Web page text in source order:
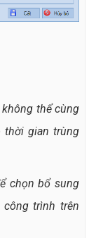
thể cùng
thời gian trùng
chọn bổ sung
trình trên